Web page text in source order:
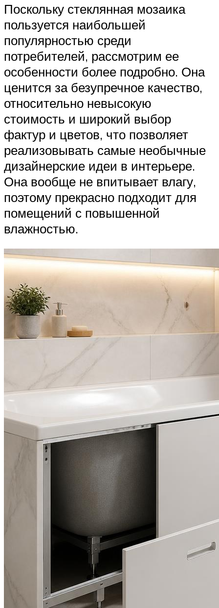
Поскольку стеклянная мозаика
пользуется наибольшей
популярностью среди
потребителей, рассмотрим ее
особенности более подробно. Она
ценится за безупречное качество,
относительно невысокую
стоимость и широкий выбор
фактур и цветов, что позволяет
реализовывать самые необычные
дизайнерские идеи в интерьере.
Она вообще не впитывает влагу,
поэтому прекрасно подходит для
помещений с повышенной
влажностью.